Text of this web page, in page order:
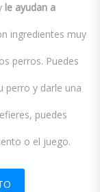
le ayudan a
ingredientes muy
perros. Puedes
perro y darle una
puedes
o el juego.